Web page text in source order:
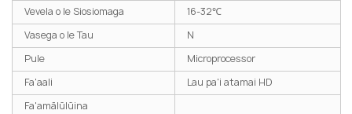
Vevela o le Siosiomaga
16-32℃
Vasega o le Tau
N
Pule
Microprocessor
Fa'aali
Lau pa'i atamai HD
Fa'amālūlūina